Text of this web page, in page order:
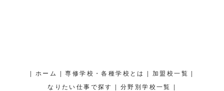
| ホーム |専修学校・各種学校とは | 加盟校一覧 |
なりたい仕事で探す |分野別学校一覧 |